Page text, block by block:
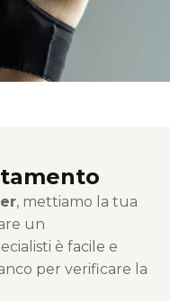
, mettiamo la tua
un
è facile e
per verificare la